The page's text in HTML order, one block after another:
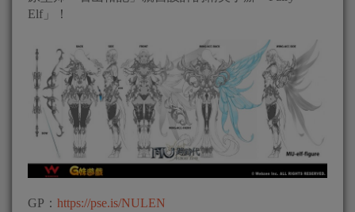
Elf」！
GP： https://pse.is/NULEN